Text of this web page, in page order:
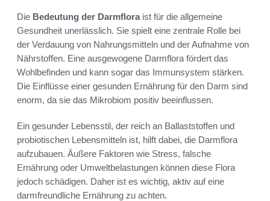
Die Bedeutung der Darmfloraist für die allgemeine
Gesundheit unerlässlich. Sie spielt eine zentrale Rolle bei
der Verdauung von Nahrungsmitteln und der Aufnahme von
Nährstoffen. Eine ausgewogene Darmflora fördert das
Wohlbefinden und kann sogar das Immunsystem stärken.
Die Einflüsse einer gesunden Ernährung für den Darm sind
enorm, da sie das Mikrobiom positiv beeinflussen.
Ein gesunder Lebensstil, der reich an Ballaststoffen und
probiotischen Lebensmitteln ist, hilft dabei, die Darmflora
aufzubauen. Äußere Faktoren wie Stress, falsche
Ernährung oder Umweltbelastungen können diese Flora
jedoch schädigen. Daher ist es wichtig, aktiv auf eine
darmfreundliche Ernährung zu achten.